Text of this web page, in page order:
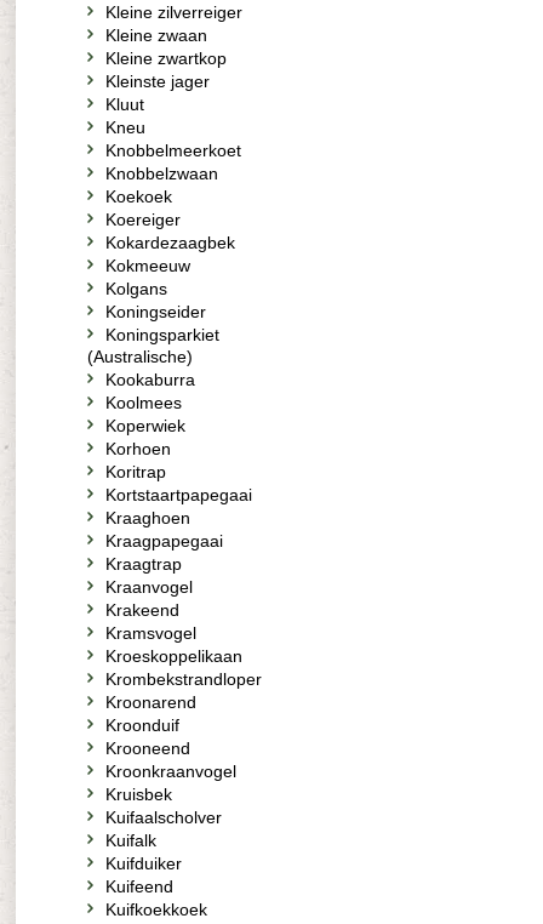
Kleine zilverreiger
Kleine zwaan
Kleine zwartkop
Kleinste jager
Kluut
Kneu
Knobbelmeerkoet
Knobbelzwaan
Koekoek
Koereiger
Kokardezaagbek
Kokmeeuw
Kolgans
Koningseider
Koningsparkiet
(Australische)
Kookaburra
Koolmees
Koperwiek
Korhoen
Koritrap
Kortstaartpapegaai
Kraaghoen
Kraagpapegaai
Kraagtrap
Kraanvogel
Krakeend
Kramsvogel
Kroeskoppelikaan
Krombekstrandloper
Kroonarend
Kroonduif
Krooneend
Kroonkraanvogel
Kruisbek
Kuifaalscholver
Kuifalk
Kuifduiker
Kuifeend
Kuifkoekkoek